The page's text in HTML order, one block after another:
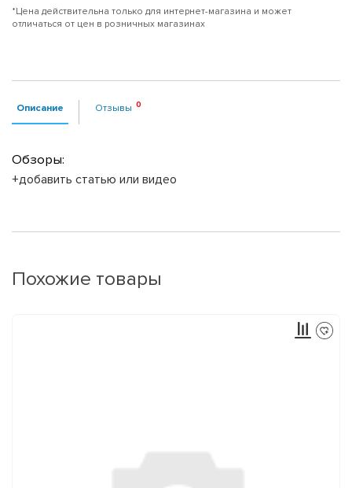
*Цена действительна только для интернет-магазина и может
отличаться от цен в розничных магазинах
Описание Отзывы
Обзоры:
+добавить статью или видео
Похожие товары